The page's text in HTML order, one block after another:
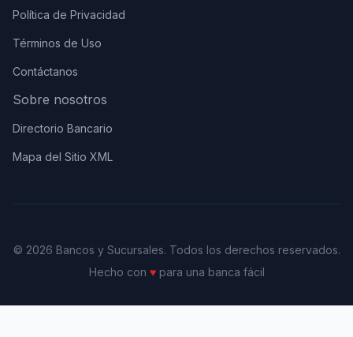
Política de Privacidad
Términos de Uso
Contáctanos
Sobre nosotros
Directorio Bancario
Mapa del Sitio XML
© 2026 Bancos y Sucursales. Todos los derechos reservados.
Hecho con ♥para una banca fácil